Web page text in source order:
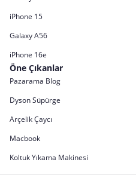
iPhone 15
Galaxy A56
iPhone 16e
Öne Çıkanlar
Pazarama Blog
Dyson Süpürge
Arçelik Çaycı
Macbook
Koltuk Yıkama Makinesi